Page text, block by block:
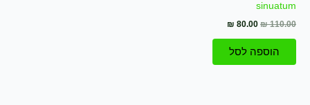
sinuatum
₪110.00
₪ 80.00
הוספה לסל